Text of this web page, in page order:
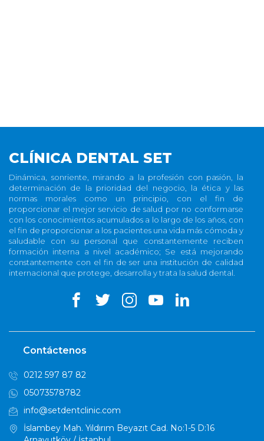
CLÍNICA DENTAL SET
Dinámica, sonriente, mirando a la profesión con pasión, la
determinación de la prioridad del negocio, la ética y las
normas morales como un principio, con el fin de
proporcionar el mejor servicio de salud por no conformarse
con los conocimientos acumulados a lo largo de los años, con
el fin de proporcionar a los pacientes una vida más cómoda y
saludable con su personal que constantemente reciben
formación interna a nivel académico; Se está mejorando
constantemente con el fin de ser una institución de calidad
internacional que protege, desarrolla y trata la salud dental.
Contáctenos
0212 597 87 82
05073578782
info@setdentclinic.com
İslambey Mah. Yıldırım Beyazıt Cad. No:1-5 D:16